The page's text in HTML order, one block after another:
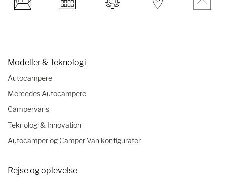
Modeller & Teknologi
Autocampere
Mercedes Autocampere
Campervans
Teknologi & Innovation
Autocamper og Camper Van konfigurator
Rejse og oplevelse